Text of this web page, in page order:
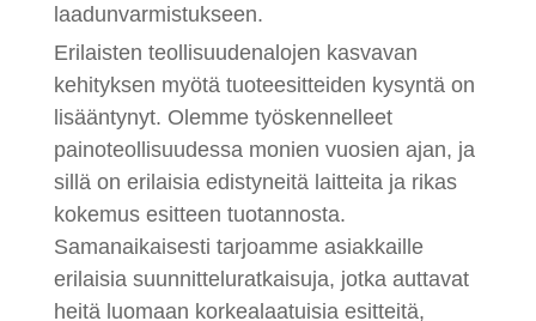
laadunvarmistukseen.
Erilaisten teollisuudenalojen kasvavan
kehityksen myötä tuoteesitteiden kysyntä on
lisääntynyt. Olemme työskennelleet
painoteollisuudessa monien vuosien ajan, ja
sillä on erilaisia edistyneitä laitteita ja rikas
kokemus esitteen tuotannosta.
Samanaikaisesti tarjoamme asiakkaille
erilaisia suunnitteluratkaisuja, jotka auttavat
heitä luomaan korkealaatuisia esitteitä,